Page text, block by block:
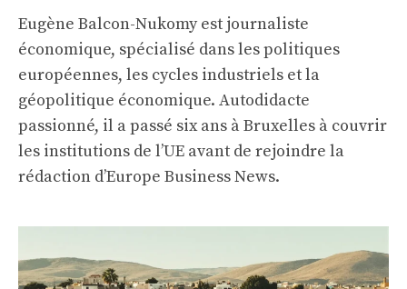
Eugène Balcon-Nukomy est journaliste
économique, spécialisé dans les politiques
européennes, les cycles industriels et la
géopolitique économique. Autodidacte
passionné, il a passé six ans à Bruxelles à couvrir
les institutions de l’UE avant de rejoindre la
rédaction d’Europe Business News.